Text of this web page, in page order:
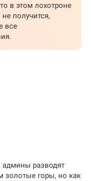
в этом лохотроне
получится,
все
админы разводят
горы, но как